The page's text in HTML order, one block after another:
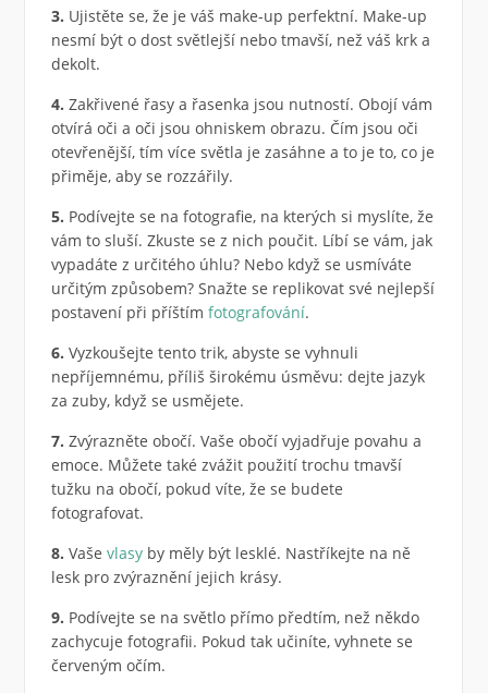
3. Ujistěte se, že je váš make-up perfektní. Make-up
nesmí být o dost světlejší nebo tmavší, než váš krk a
dekolt.
4. Zakřivené řasy a řasenka jsou nutností. Obojí vám
otvírá oči a oči jsou ohniskem obrazu. Čím jsou oči
otevřenější, tím více světla je zasáhne a to je to, co je
přiměje, aby se rozzářily.
5. Podívejte se na fotografie, na kterých si myslíte, že
vám to sluší. Zkuste se z nich poučit. Líbí se vám, jak
vypadáte z určitého úhlu? Nebo když se usmíváte
určitým způsobem? Snažte se replikovat své nejlepší
postavení při příštím fotografování.
6. Vyzkoušejte tento trik, abyste se vyhnuli
nepříjemnému, příliš širokému úsměvu: dejte jazyk
za zuby, když se usmějete.
7. Zvýrazněte obočí. Vaše obočí vyjadřuje povahu a
emoce. Můžete také zvážit použití trochu tmavší
tužku na obočí, pokud víte, že se budete
fotografovat.
8. Vaše vlasyby měly být lesklé. Nastříkejte na ně
lesk pro zvýraznění jejich krásy.
9. Podívejte se na světlo přímo předtím, než někdo
zachycuje fotografii. Pokud tak učiníte, vyhnete se
červeným očím.